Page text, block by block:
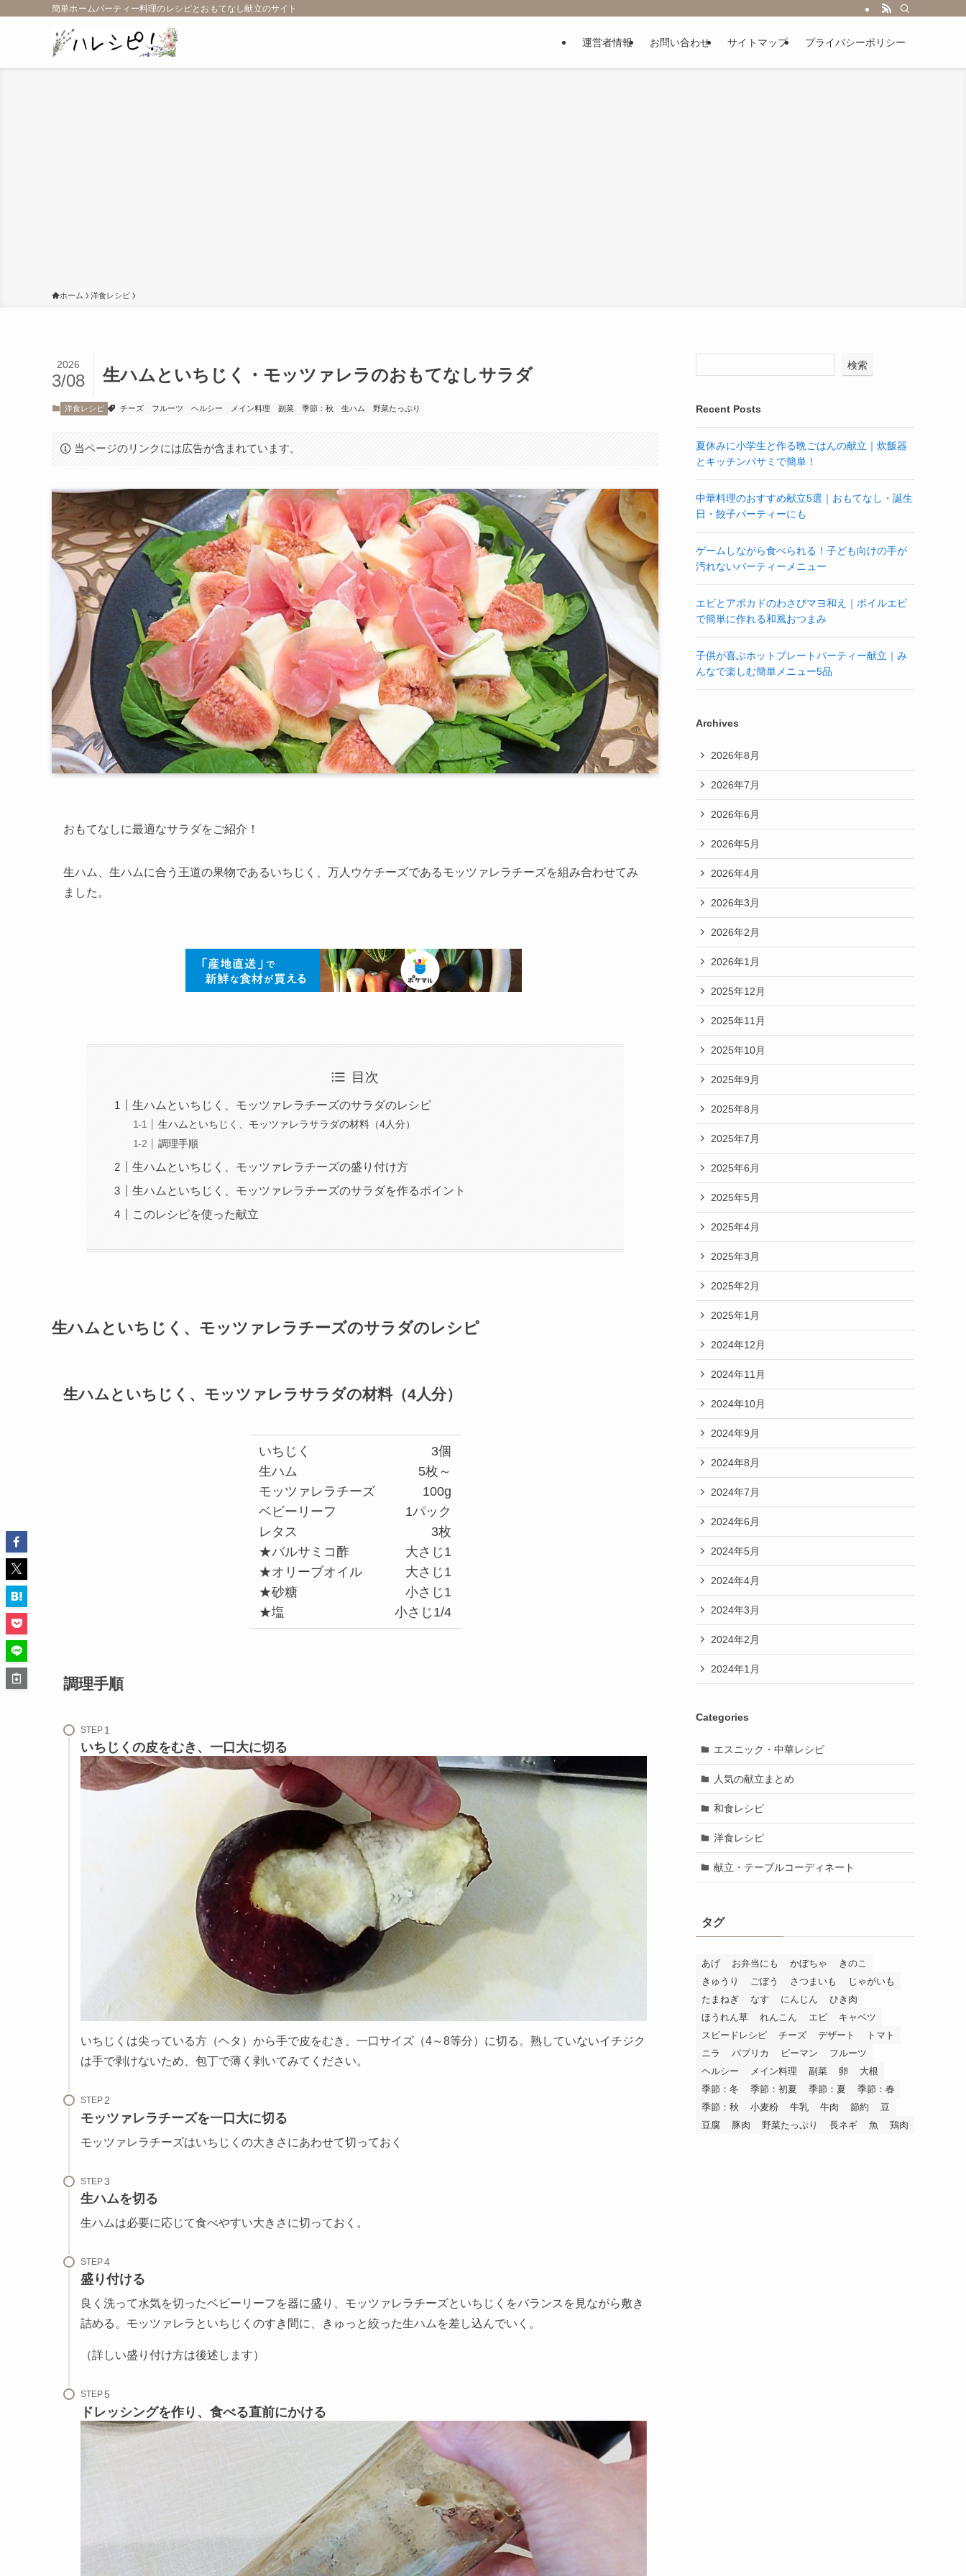
簡単ホームパーティー料理のレシピとおもてなし献立のサイト
運営者情報 お問い合わせ サイトマップ プライバシーポリシー
ホーム 洋食レシピ
生ハムといちじく・モッツァレラのおもてなしサラダ
2026
3/08
洋食レシピ チーズ フルーツ ヘルシー メイン料理 副菜 季節：秋 生ハム 野菜たっぷり
当ページのリンクには広告が含まれています。
おもてなしに最適なサラダをご紹介！
生ハム、生ハムに合う王道の果物であるいちじく、万人ウケチーズであるモッツァレラチーズを組み合わせてみ
ました。
目次
生ハムといちじく、モッツァレラチーズのサラダのレシピ
生ハムといちじく、モッツァレラサラダの材料（4人分）
調理手順
生ハムといちじく、モッツァレラチーズの盛り付け方
生ハムといちじく、モッツァレラチーズのサラダを作るポイント
このレシピを使った献立
生ハムといちじく、モッツァレラチーズのサラダのレシピ
生ハムといちじく、モッツァレラサラダの材料（4人分）
いちじく
生ハム
モッツァレラチーズ
ベビーリーフ
レタス
★バルサミコ酢
★オリーブオイル
★砂糖
★塩
3個
5枚～
100g
1パック
3枚
大さじ1
大さじ1
小さじ1
小さじ1/4
調理手順
STEP
いちじくの皮をむき、一口大に切る
いちじくは尖っている方（ヘタ）から手で皮をむき、一口サイズ（4～8等分）に切る。熟していないイチジク
は手で剥けないため、包丁で薄く剥いてみてください。
STEP
モッツァレラチーズを一口大に切る
モッツァレラチーズはいちじくの大きさにあわせて切っておく
STEP
生ハムを切る
生ハムは必要に応じて食べやすい大きさに切っておく。
STEP
盛り付ける
良く洗って水気を切ったベビーリーフを器に盛り、モッツァレラチーズといちじくをバランスを見ながら敷き
詰める。モッツァレラといちじくのすき間に、きゅっと絞った生ハムを差し込んでいく。
（詳しい盛り付け方は後述します）
STEP
ドレッシングを作り、食べる直前にかける
検索
Recent Posts
夏休みに小学生と作る晩ごはんの献立｜炊飯器
とキッチンバサミで簡単！
中華料理のおすすめ献立5選｜おもてなし・誕生
日・餃子パーティーにも
ゲームしながら食べられる！子ども向けの手が
汚れないパーティーメニュー
エビとアボカドのわさびマヨ和え｜ボイルエビ
で簡単に作れる和風おつまみ
子供が喜ぶホットプレートパーティー献立｜み
んなで楽しむ簡単メニュー5品
Archives
2026年8月
2026年7月
2026年6月
2026年5月
2026年4月
2026年3月
2026年2月
2026年1月
2025年12月
2025年11月
2025年10月
2025年9月
2025年8月
2025年7月
2025年6月
2025年5月
2025年4月
2025年3月
2025年2月
2025年1月
2024年12月
2024年11月
2024年10月
2024年9月
2024年8月
2024年7月
2024年6月
2024年5月
2024年4月
2024年3月
2024年2月
2024年1月
Categories
エスニック・中華レシピ
人気の献立まとめ
和食レシピ
洋食レシピ
献立・テーブルコーディネート
タグ
あげ お弁当にも かぼちゃ
きのこ
きゅうり
ごぼう さつまいも
じゃがいも
たまねぎ
なす にんじん
ひき肉
ほうれん草
れんこん エビ
キャベツ
スピードレシピ
チーズ デザート
トマト
ニラ
パプリカ ピーマン
フルーツ
ヘルシー
メイン料理 副菜 卵
大根
季節：冬
季節：初夏 季節：夏
季節：春
季節：秋
小麦粉 牛乳 牛肉 節約
豆
豆腐
豚肉 野菜たっぷり 長ネギ 魚 鶏肉